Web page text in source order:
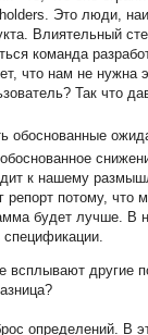
Это люди,
Влиятельный
команда
что нам не нужна
Так что
обоснованные
к нашему
репорт потому, что
будет лучше. В
спецификации.
всплывают другие
определений. В